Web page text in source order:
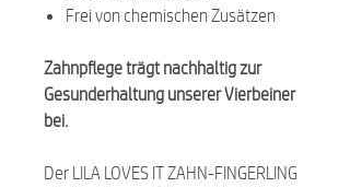
Frei von chemischen Zusätzen
Zahnpflege trägt nachhaltig zur
Gesunderhaltung unserer Vierbeiner
bei.
Der LILA LOVES IT ZAHN-FINGERLING